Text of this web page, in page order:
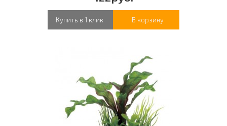
Купить в 1 клик В корзину